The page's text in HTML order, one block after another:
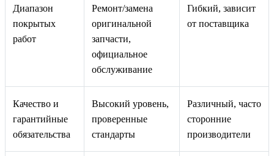
Диапазон
покрытых
работ
Ремонт/замена
оригинальной
запчасти,
официальное
обслуживание
Гибкий, зависит
от поставщика
Качество и
гарантийные
обязательства
Высокий уровень,
проверенные
стандарты
Различный, часто
сторонние
производители